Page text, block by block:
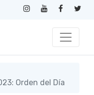
Orden del Día